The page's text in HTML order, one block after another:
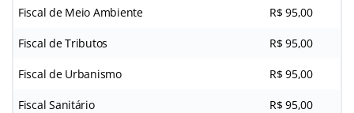
Fiscal de Meio Ambiente R$ 95,00
Fiscal de Tributos R$ 95,00
Fiscal de Urbanismo R$ 95,00
Fiscal Sanitário R$ 95,00